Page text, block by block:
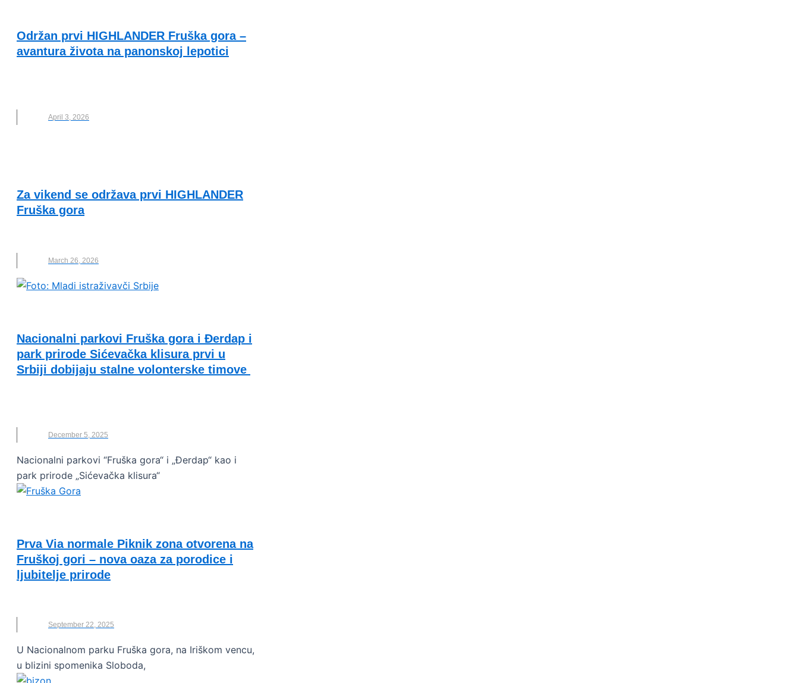
Održan prvi HIGHLANDER Fruška gora –
avantura života na panonskoj lepotici
April 3, 2026
Za vikend se održava prvi HIGHLANDER
Fruška gora
March 26, 2026
Nacionalni parkovi Fruška gora i Đerdap i
park prirode Sićevačka klisura prvi u
Srbiji dobijaju stalne volonterske timove
December 5, 2025
Nacionalni parkovi “Fruška gora“ i „Đerdap“ kao i
park prirode „Sićevačka klisura“
Prva Via normale Piknik zona otvorena na
Fruškoj gori – nova oaza za porodice i
ljubitelje prirode
September 22, 2025
U Nacionalnom parku Fruška gora, na Iriškom vencu,
u blizini spomenika Sloboda,